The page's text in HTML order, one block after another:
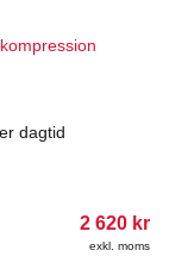
dagtid
2 620 kr
exkl. moms